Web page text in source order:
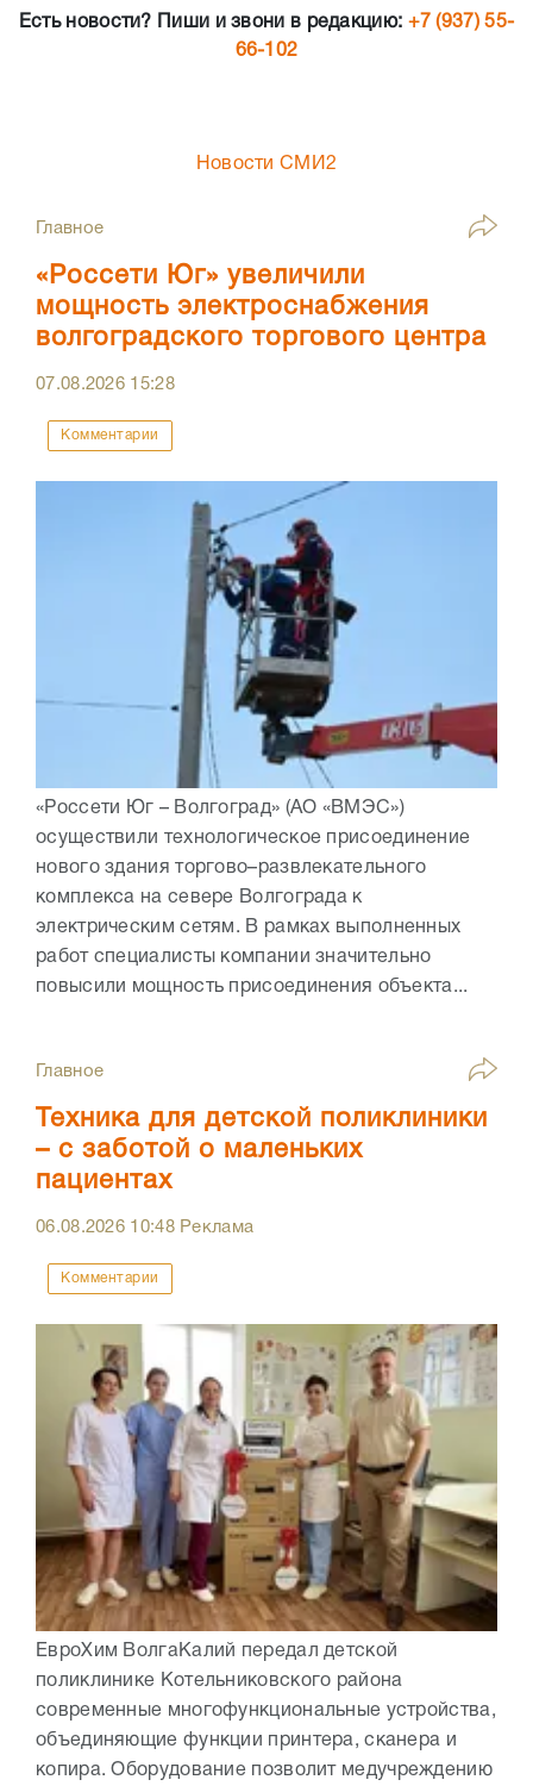
Есть новости? Пиши и звони в редакцию: +7 (937) 55-
66-102
Новости СМИ2
Главное
«Россети Юг» увеличили
мощность электроснабжения
волгоградского торгового центра
07.08.2026 15:28
Комментарии
«Россети Юг – Волгоград» (АО «ВМЭС»)
осуществили технологическое присоединение
нового здания торгово–развлекательного
комплекса на севере Волгограда к
электрическим сетям. В рамках выполненных
работ специалисты компании значительно
повысили мощность присоединения объекта...
Главное
Техника для детской поликлиники
– с заботой о маленьких
пациентах
06.08.2026 10:48Реклама
Комментарии
ЕвроХим ВолгаКалий передал детской
поликлинике Котельниковского района
современные многофункциональные устройства,
объединяющие функции принтера, сканера и
копира. Оборудование позволит медучреждению